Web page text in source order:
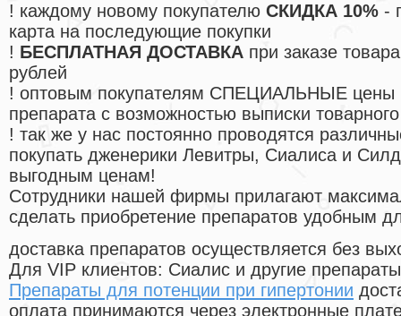
! каждому новому покупателю СКИДКА 10% -
карта на последующие покупки
! БЕСПЛАТНАЯ ДОСТАВКА при заказе
рублей
! оптовым покупателям СПЕЦИАЛЬНЫЕ цены
препарата с возможностью выписки
! так же у нас постоянно проводятся
покупать дженерики Левитры, Сиалиса и
выгодным ценам!
Cотрудники нашей фирмы прилагают
сделать приобретение препаратов удобным
доставка препаратов осуществляется без
Для VIP клиентов: Сиалис и другие
Препараты для потенции при гипертонии
оплата принимаются через электронные